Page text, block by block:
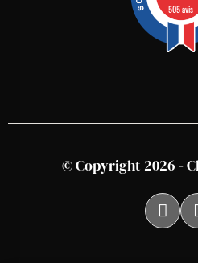
505 avis
© Copyright 2026 -